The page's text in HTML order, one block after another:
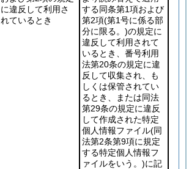
に違反して利用さ
れているとき
する同条第1項および
第2項(第1号に係る部
分に限る。)の規定に
違反して利用されて
いるとき、番号利用
法第20条の規定に違
反して収集され、も
しくは保管されてい
るとき、または同法
第29条の規定に違反
して作成された特定
個人情報ファイル(同
法第2条第9項に規定
する特定個人情報フ
ァイルをいう。)に記